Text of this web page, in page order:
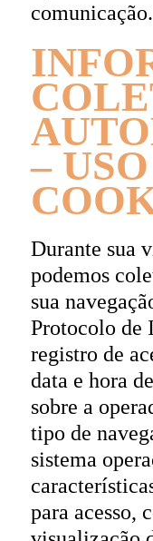
comunicação.
–
Durante sua
podemos
sua
Protocolo de
registro de
data e hora
sobre a
tipo de
sistema
para acesso,